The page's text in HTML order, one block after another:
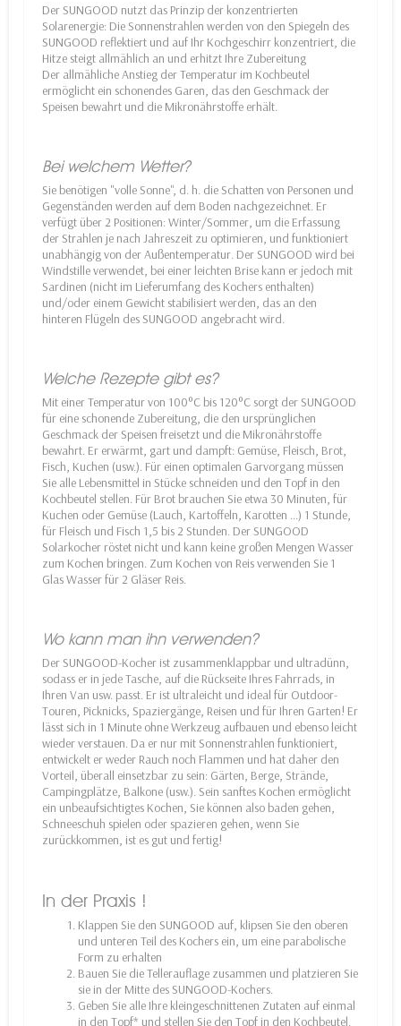
Der SUNGOOD nutzt das Prinzip der konzentrierten
Solarenergie: Die Sonnenstrahlen werden von den Spiegeln des
SUNGOOD reflektiert und auf Ihr Kochgeschirr konzentriert, die
Hitze steigt allmählich an und erhitzt Ihre Zubereitung
Der allmähliche Anstieg der Temperatur im Kochbeutel
ermöglicht ein schonendes Garen, das den Geschmack der
Speisen bewahrt und die Mikronährstoffe erhält.
Bei welchem Wetter?
Sie benötigen "volle Sonne", d. h. die Schatten von Personen und
Gegenständen werden auf dem Boden nachgezeichnet. Er
verfügt über 2 Positionen: Winter/Sommer, um die Erfassung
der Strahlen je nach Jahreszeit zu optimieren, und funktioniert
unabhängig von der Außentemperatur. Der SUNGOOD wird bei
Windstille verwendet, bei einer leichten Brise kann er jedoch mit
Sardinen (nicht im Lieferumfang des Kochers enthalten)
und/oder einem Gewicht stabilisiert werden, das an den
hinteren Flügeln des SUNGOOD angebracht wird.
Welche Rezepte gibt es?
Mit einer Temperatur von 100°C bis 120°C sorgt der SUNGOOD
für eine schonende Zubereitung, die den ursprünglichen
Geschmack der Speisen freisetzt und die Mikronährstoffe
bewahrt. Er erwärmt, gart und dampft: Gemüse, Fleisch, Brot,
Fisch, Kuchen (usw.). Für einen optimalen Garvorgang müssen
Sie alle Lebensmittel in Stücke schneiden und den Topf in den
Kochbeutel stellen. Für Brot brauchen Sie etwa 30 Minuten, für
Kuchen oder Gemüse (Lauch, Kartoffeln, Karotten ...) 1 Stunde,
für Fleisch und Fisch 1,5 bis 2 Stunden. Der SUNGOOD
Solarkocher röstet nicht und kann keine großen Mengen Wasser
zum Kochen bringen. Zum Kochen von Reis verwenden Sie 1
Glas Wasser für 2 Gläser Reis.
Wo kann man ihn verwenden?
Der SUNGOOD-Kocher ist zusammenklappbar und ultradünn,
sodass er in jede Tasche, auf die Rückseite Ihres Fahrrads, in
Ihren Van usw. passt. Er ist ultraleicht und ideal für Outdoor-
Touren, Picknicks, Spaziergänge, Reisen und für Ihren Garten! Er
lässt sich in 1 Minute ohne Werkzeug aufbauen und ebenso leicht
wieder verstauen. Da er nur mit Sonnenstrahlen funktioniert,
entwickelt er weder Rauch noch Flammen und hat daher den
Vorteil, überall einsetzbar zu sein: Gärten, Berge, Strände,
Campingplätze, Balkone (usw.). Sein sanftes Kochen ermöglicht
ein unbeaufsichtigtes Kochen, Sie können also baden gehen,
Schneeschuh spielen oder spazieren gehen, wenn Sie
zurückkommen, ist es gut und fertig!
In der Praxis !
Klappen Sie den SUNGOOD auf, klipsen Sie den oberen
und unteren Teil des Kochers ein, um eine parabolische
Form zu erhalten
Bauen Sie die Tellerauflage zusammen und platzieren Sie
sie in der Mitte des SUNGOOD-Kochers.
Geben Sie alle Ihre kleingeschnittenen Zutaten auf einmal
in den Topf* und stellen Sie den Topf in den Kochbeutel.